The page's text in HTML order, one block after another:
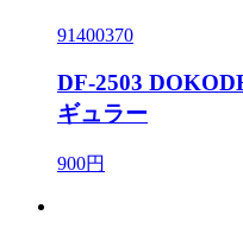
91400370
DF-2503
ギュラー
900円